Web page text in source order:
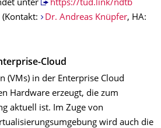
unter
https://tud.link/ndtb
Dr. Andreas Knüpfer, HA:
Cloud
(VMs) in der Enterprise Cloud
Hardware erzeugt, die zum
aktuell ist. Im Zuge von
wird auch die